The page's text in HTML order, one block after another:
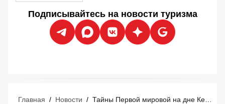
Подписывайтесь на новости туризма
Главная / Новости /